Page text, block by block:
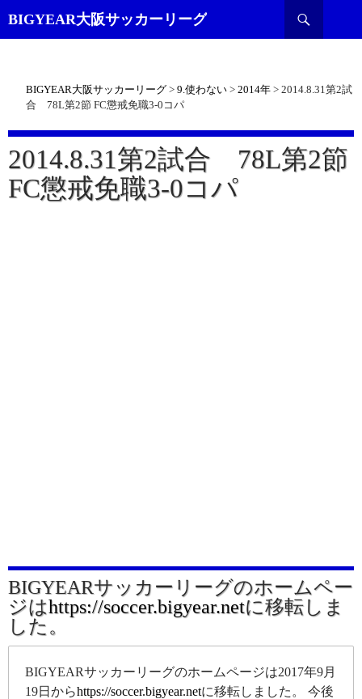
BIGYEAR大阪サッカーリーグ
索
BIGYEAR大阪サッカーリーグ > 9.使わない > 2014年 > 2014.8.31第2試
合 78L第2節 FC懲戒免職3-0コパ
2014.8.31第2試合 78L第2節
FC懲戒免職3-0コパ
BIGYEARサッカーリーグのホームペー
ジはhttps://soccer.bigyear.netに移転しま
した。
BIGYEARサッカーリーグのホームページは2017年9月
19日からhttps://soccer.bigyear.netに移転しました。 今後